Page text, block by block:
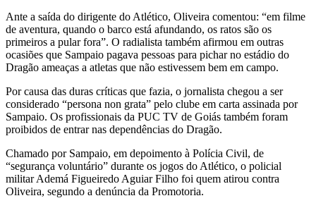
Ante a saída do dirigente do Atlético, Oliveira comentou: “em filme
de aventura, quando o barco está afundando, os ratos são os
primeiros a pular fora”. O radialista também afirmou em outras
ocasiões que Sampaio pagava pessoas para pichar no estádio do
Dragão ameaças a atletas que não estivessem bem em campo.
Por causa das duras críticas que fazia, o jornalista chegou a ser
considerado “persona non grata” pelo clube em carta assinada por
Sampaio. Os profissionais da PUC TV de Goiás também foram
proibidos de entrar nas dependências do Dragão.
Chamado por Sampaio, em depoimento à Polícia Civil, de
“segurança voluntário” durante os jogos do Atlético, o policial
militar Ademá Figueiredo Aguiar Filho foi quem atirou contra
Oliveira, segundo a denúncia da Promotoria.